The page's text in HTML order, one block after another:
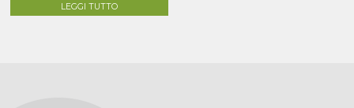
LEGGI TUTTO